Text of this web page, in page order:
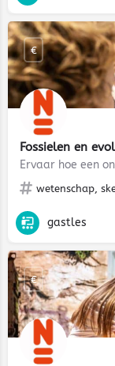
Fossielen en
Ervaar hoe een
wetenschap,
€
gastles
€